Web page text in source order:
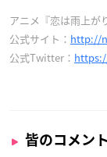
アニメ『恋は雨上が
公式サイト： http://
公式Twitter：
皆のコメント